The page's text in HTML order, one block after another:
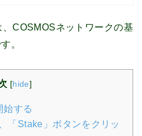
COSMOSネットワークの基
。
[hide]
始する
「Stake」ボタンをクリッ